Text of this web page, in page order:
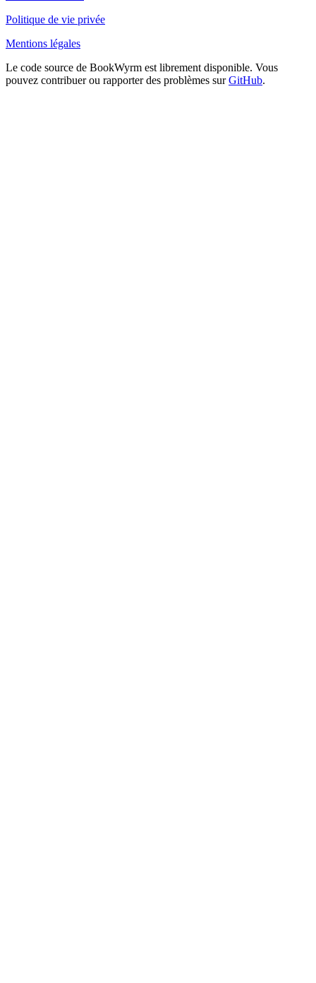
Politique de vie privée
Mentions légales
Le code source de BookWyrm est librement disponible. Vous
pouvez contribuer ou rapporter des problèmes surGitHub.